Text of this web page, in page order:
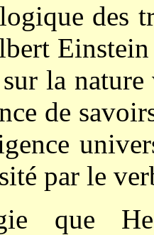
des
la
de
par le
que